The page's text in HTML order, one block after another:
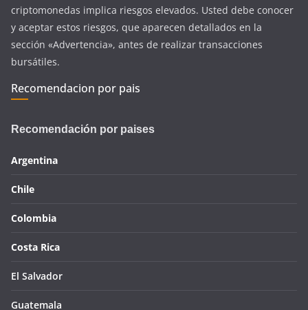
criptomonedas implica riesgos elevados. Usted debe conocer
y aceptar estos riesgos, que aparecen detallados en la
sección «Advertencia», antes de realizar transacciones
bursátiles.
Recomendacion por pais
Recomendación por paises
Argentina
Chile
Colombia
Costa Rica
El Salvador
Guatemala